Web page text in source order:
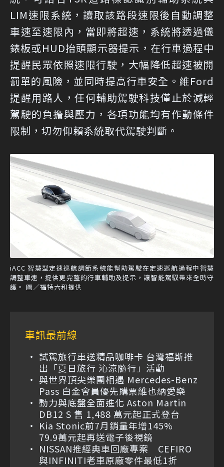
LIM速限系統，讀取該路段速限後自動調整
車速至速限內，當即將超速，系統將透過儀
錶板或HUD抬頭顯示器提示，在行車過程中
提醒民眾依照速限行駛，大幅降低超速被開
罰單的風險，並同時提高行車安全。維Ford
提醒用路人，任何輔助駕駛科技僅止於減輕
駕駛的負擔與壓力，各項功能均有作動條件
限制，切勿仰賴系統取代駕駛判斷。
iACC 智慧型定速巡航調節系統能幫助駕駛在定速巡航過程中智慧
調整車速，提供更完整的行車輔助及提示，讓智能駕馭帶來全時守
護。 圖／福特六和提供
車訊最前線
試駕旅行車送精品咖啡卡 台灣福斯推
出「夏日旅行 沁涼隨行」活動
與世界頂尖樂團相遇 Mercedes-Benz
Pass 白金會員優先購票維也納愛樂
動力與底盤全面進化 Aston Martin
DB12 S 售 1,488 萬元起正式登台
Kia Stonic前7月銷量年增145%
79.9萬元起再送電子後視鏡
NISSAN推經典車回廠專案 CEFIRO
與INFINITI老車原廠零件最低1折